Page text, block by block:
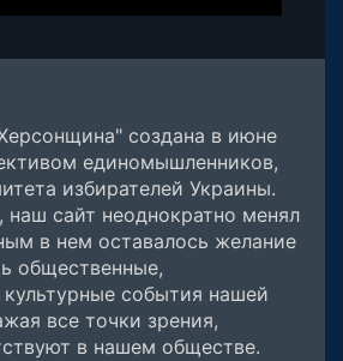
создана в июне
единомышленников,
избирателей Украины.
наш сайт неоднократно менял
в нем оставалось желание
общественные,
события нашей
все точки зрения,
в нашем обществе.